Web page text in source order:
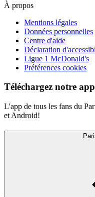
À propos
Mentions légales
Données personnelles
Centre d'aide
Déclaration
Ligue 1 McDonald's
Préférences cookies
Téléchargez notre app
L'app de tous les fans du
et Android!